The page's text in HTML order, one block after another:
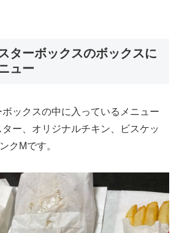
ターボックスのボックスに
ュー
ックスの中に入っているメニュー
ー、オリジナルチキン、ビスケッ
クMです。